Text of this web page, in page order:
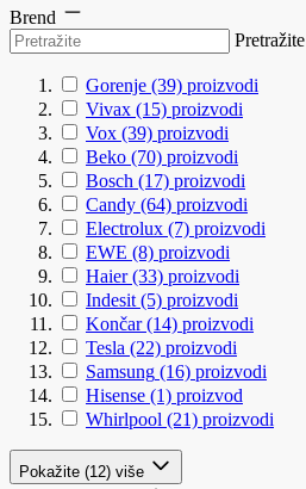
Brend
Pretražite
Gorenje (39) proizvodi
Vivax (15) proizvodi
Vox (39) proizvodi
Beko (70) proizvodi
Bosch (17) proizvodi
Candy (64) proizvodi
Electrolux (7) proizvodi
EWE (8) proizvodi
Haier (33) proizvodi
Indesit (5) proizvodi
Končar (14) proizvodi
Tesla (22) proizvodi
Samsung (16) proizvodi
Hisense (1) proizvod
Whirlpool (21) proizvodi
Pokažite (12) više